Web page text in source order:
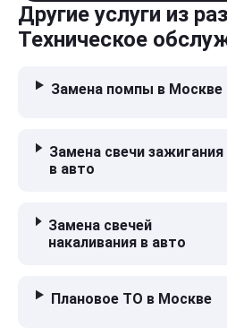
Другие услуги из
Техническое
Замена помпы в Москве
Замена свечи зажигания
в авто
Замена свечей
накаливания в авто
Плановое ТО в Москве